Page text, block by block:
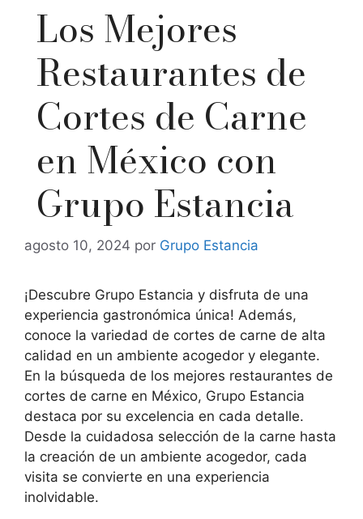
Los Mejores
Restaurantes de
Cortes de Carne
en México con
Grupo Estancia
agosto 10, 2024 por Grupo Estancia
¡Descubre Grupo Estancia y disfruta de una
experiencia gastronómica única! Además,
conoce la variedad de cortes de carne de alta
calidad en un ambiente acogedor y elegante.
En la búsqueda de los mejores restaurantes de
cortes de carne en México, Grupo Estancia
destaca por su excelencia en cada detalle.
Desde la cuidadosa selección de la carne hasta
la creación de un ambiente acogedor, cada
visita se convierte en una experiencia
inolvidable.